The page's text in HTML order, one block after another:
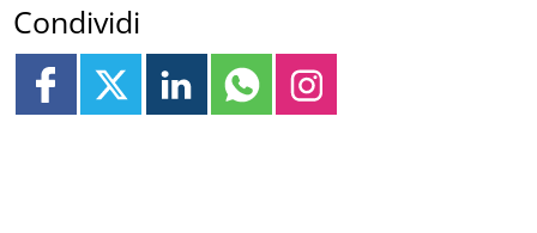
Condividi